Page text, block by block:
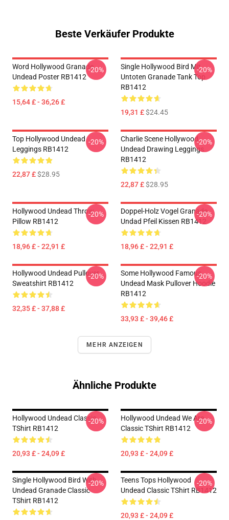
Beste Verkäufer Produkte
Word Hollywood Granade
Undead Poster RB1412
15,64 £ - 36,26 £
-20%
Single Hollywood Bird Mit
Untoten Granade Tank Top
RB1412
19,31 £$24.45
-20%
Top Hollywood Undead
Leggings RB1412
22,87 £$28.95
-20%
Charlie Scene Hollywood
Undead Drawing Leggings
RB1412
22,87 £$28.95
-20%
Hollywood Undead Throw
Pillow RB1412
18,96 £ - 22,91 £
-20%
Doppel-Holz Vogel Granade
Undad Pfeil Kissen RB1412
18,96 £ - 22,91 £
-20%
Hollywood Undead Pullover
Sweatshirt RB1412
32,35 £ - 37,88 £
-20%
Some Hollywood Famous
Undead Mask Pullover Hoodie
RB1412
33,93 £ - 39,46 £
-20%
MEHR ANZEIGEN
Ähnliche Produkte
Hollywood Undead Classic
TShirt RB1412
20,93 £ - 24,09 £
-20%
Hollywood Undead We Are
Classic TShirt RB1412
20,93 £ - 24,09 £
-20%
Single Hollywood Bird With
Undead Granade Classic
TShirt RB1412
-20%
Teens Tops Hollywood
Undead Classic TShirt RB1412
20,93 £ - 24,09 £
-20%